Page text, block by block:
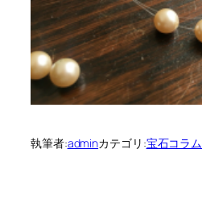
執筆者:adminカテゴリ:宝石コラム